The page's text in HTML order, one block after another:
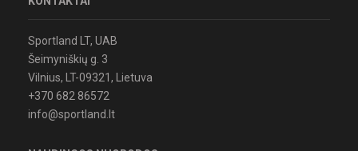
Sportland LT, UAB
Šeimyniškių g. 3
Vilnius, LT-09321, Lietuva
+370 682 86572
info@sportland.lt